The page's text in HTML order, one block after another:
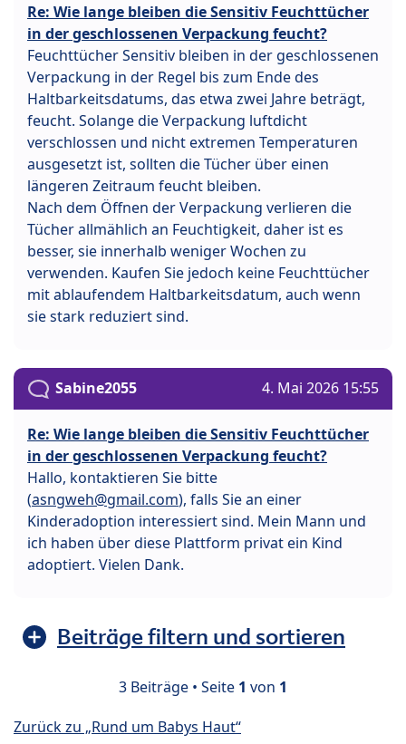
Re: Wie lange bleiben die Sensitiv Feuchttücher
in der geschlossenen Verpackung feucht?
Feuchttücher Sensitiv bleiben in der geschlossenen
Verpackung in der Regel bis zum Ende des
Haltbarkeitsdatums, das etwa zwei Jahre beträgt,
feucht. Solange die Verpackung luftdicht
verschlossen und nicht extremen Temperaturen
ausgesetzt ist, sollten die Tücher über einen
längeren Zeitraum feucht bleiben.
Nach dem Öffnen der Verpackung verlieren die
Tücher allmählich an Feuchtigkeit, daher ist es
besser, sie innerhalb weniger Wochen zu
verwenden. Kaufen Sie jedoch keine Feuchttücher
mit ablaufendem Haltbarkeitsdatum, auch wenn
sie stark reduziert sind.
Sabine2055 4. Mai 2026 15:55
Re: Wie lange bleiben die Sensitiv Feuchttücher
in der geschlossenen Verpackung feucht?
Hallo, kontaktieren Sie bitte
(asngweh@gmail.com), falls Sie an einer
Kinderadoption interessiert sind. Mein Mann und
ich haben über diese Plattform privat ein Kind
adoptiert. Vielen Dank.
Beiträge filtern und sortieren
3 Beiträge • Seite 1 von 1
Zurück zu „Rund um Babys Haut“